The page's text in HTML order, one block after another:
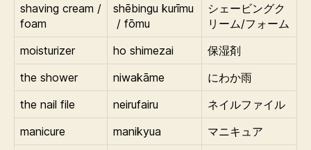
shaving cream /
foam
shēbingu kurīmu
/ fōmu
シェービングク
リーム/フォーム
moisturizer
ho shimezai
保湿剤
the shower
niwakāme
にわか雨
the nail file
neirufairu
ネイルファイル
manicure
manikyua
マニキュア